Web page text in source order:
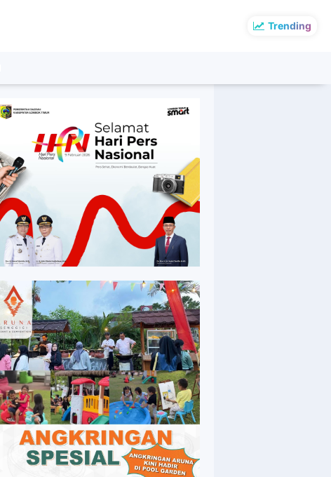
Trending